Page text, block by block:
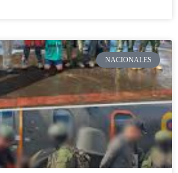
NACIONALES